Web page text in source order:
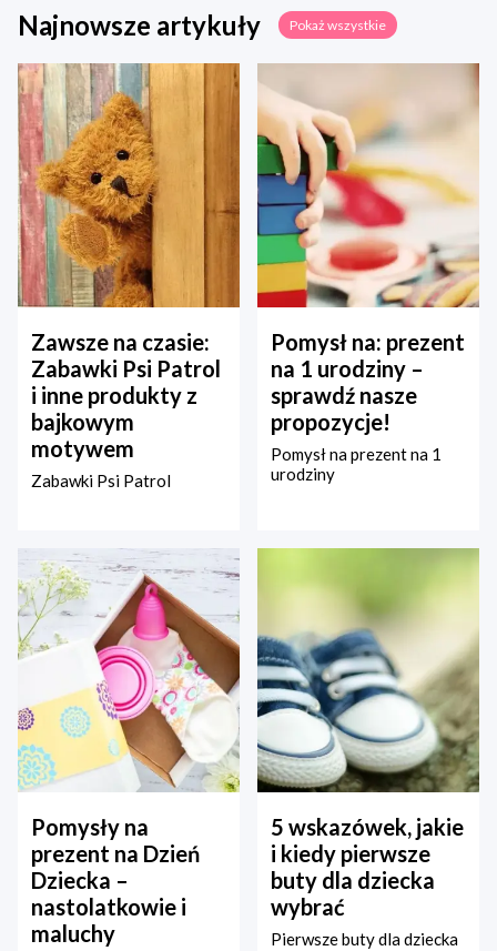
Najnowsze artykuły Pokaż wszystkie
Zawsze na czasie:
Zabawki Psi Patrol
i inne produkty z
bajkowym
motywem
Zabawki Psi Patrol
Pomysł na: prezent
na 1 urodziny –
sprawdź nasze
propozycje!
Pomysł na prezent na 1
urodziny
Pomysły na
prezent na Dzień
Dziecka –
nastolatkowie i
maluchy
5 wskazówek, jakie
i kiedy pierwsze
buty dla dziecka
wybrać
Pierwsze buty dla dziecka